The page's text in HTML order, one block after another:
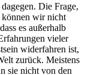
Die Frage,
können wir nicht
es außerhalb
vieler
widerfahren ist,
zurück. Meistens
sie nicht von den